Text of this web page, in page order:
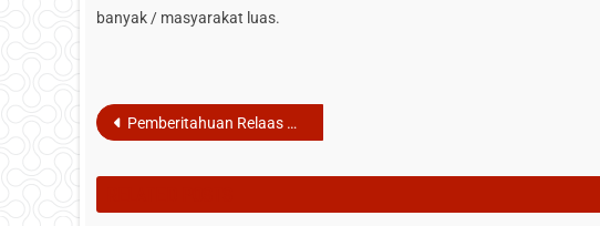
banyak / masyarakat luas.
Post
navigation
Pemberitahuan Relaas Panggilan Sidang (Panggilan Umum) Kepada Tergugat Perkara Nomor : 7/Pdt.G/2026/PN Tlk atas nama HARDI WARSITO